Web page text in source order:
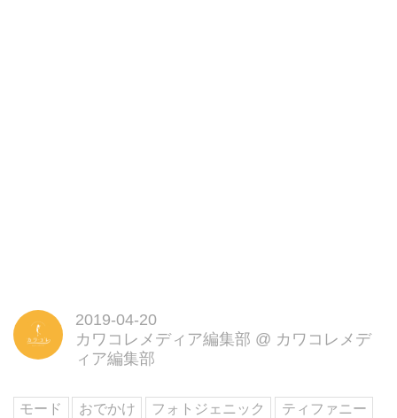
2019-04-20
カワコレメディア編集部 @ カワコレメデ
ィア編集部
モード おでかけ フォトジェニック ティファニー